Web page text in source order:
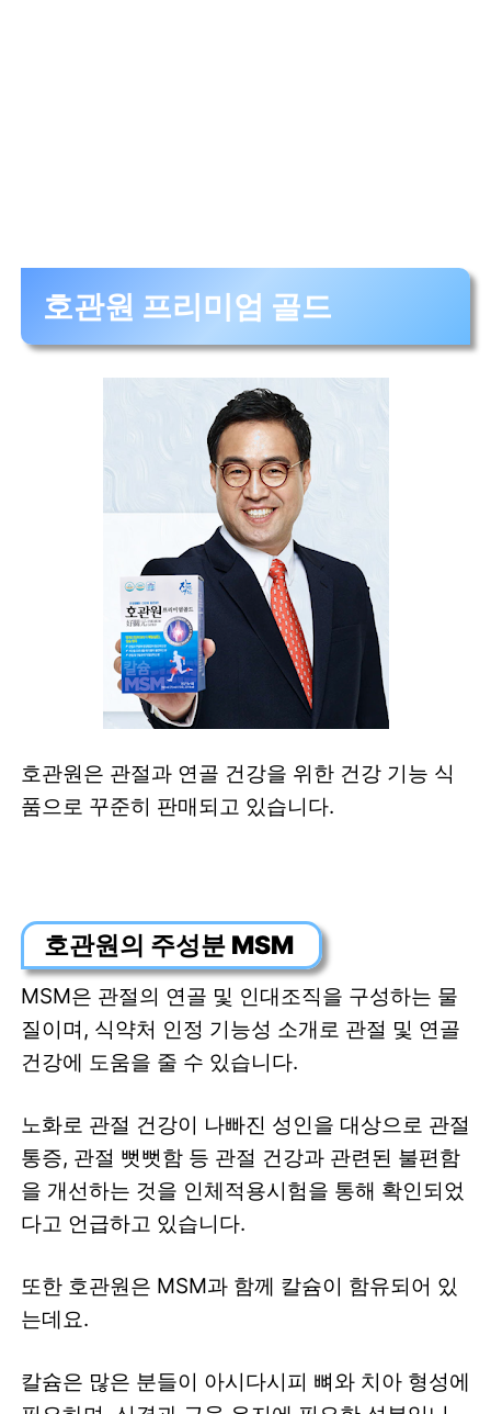
호관원 프리미엄 골드
호관원은 관절과 연골 건강을 위한 건강 기능 식
품으로 꾸준히 판매되고 있습니다.
호관원의 주성분 MSM
MSM은 관절의 연골 및 인대조직을 구성하는 물
질이며, 식약처 인정 기능성 소개로 관절 및 연골
건강에 도움을 줄 수 있습니다.
노화로 관절 건강이 나빠진 성인을 대상으로 관절
통증, 관절 뻣뻣함 등 관절 건강과 관련된 불편함
을 개선하는 것을 인체적용시험을 통해 확인되었
다고 언급하고 있습니다.
또한 호관원은 MSM과 함께 칼슘이 함유되어 있
는데요.
칼슘은 많은 분들이 아시다시피 뼈와 치아 형성에